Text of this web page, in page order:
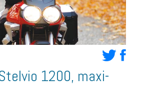
1200, maxi-